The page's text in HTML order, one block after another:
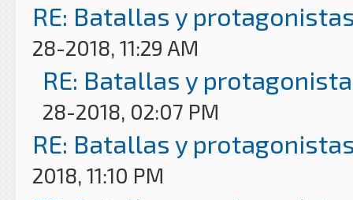
RE: Batallas y
28-2018, 11:29 AM
RE: Batallas y
28-2018, 02:07 PM
RE: Batallas y
2018, 11:10 PM